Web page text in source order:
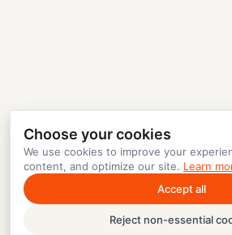
Choose your cookies
We use cookies to improve your
content, and optimize our site. Learn
Accept all
Reject non-essential